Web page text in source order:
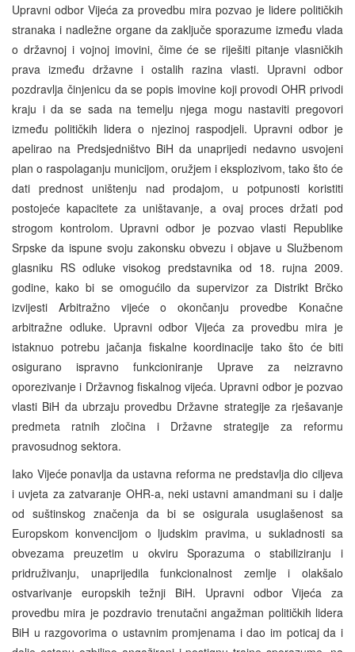
Upravni odbor Vijeća za provedbu mira pozvao je lidere političkih
stranaka i nadležne organe da zaključe sporazume između vlada
o državnoj i vojnoj imovini, čime će se riješiti pitanje vlasničkih
prava između državne i ostalih razina vlasti. Upravni odbor
pozdravlja činjenicu da se popis imovine koji provodi OHR privodi
kraju i da se sada na temelju njega mogu nastaviti pregovori
između političkih lidera o njezinoj raspodjeli. Upravni odbor je
apelirao na Predsjedništvo BiH da unaprijedi nedavno usvojeni
plan o raspolaganju municijom, oružjem i eksplozivom, tako što će
dati prednost uništenju nad prodajom, u potpunosti koristiti
postojeće kapacitete za uništavanje, a ovaj proces držati pod
strogom kontrolom. Upravni odbor je pozvao vlasti Republike
Srpske da ispune svoju zakonsku obvezu i objave u Službenom
glasniku RS odluke visokog predstavnika od 18. rujna 2009.
godine, kako bi se omogućilo da supervizor za Distrikt Brčko
izvijesti Arbitražno vijeće o okončanju provedbe Konačne
arbitražne odluke. Upravni odbor Vijeća za provedbu mira je
istaknuo potrebu jačanja fiskalne koordinacije tako što će biti
osigurano ispravno funkcioniranje Uprave za neizravno
oporezivanje i Državnog fiskalnog vijeća. Upravni odbor je pozvao
vlasti BiH da ubrzaju provedbu Državne strategije za rješavanje
predmeta ratnih zločina i Državne strategije za reformu
pravosudnog sektora.
Iako Vijeće ponavlja da ustavna reforma ne predstavlja dio ciljeva
i uvjeta za zatvaranje OHR-a, neki ustavni amandmani su i dalje
od suštinskog značenja da bi se osigurala usuglašenost sa
Europskom konvencijom o ljudskim pravima, u sukladnosti sa
obvezama preuzetim u okviru Sporazuma o stabiliziranju i
pridruživanju, unaprijedila funkcionalnost zemlje i olakšalo
ostvarivanje europskih težnji BiH. Upravni odbor Vijeća za
provedbu mira je pozdravio trenutačni angažman političkih lidera
BiH u razgovorima o ustavnim promjenama i dao im poticaj da i